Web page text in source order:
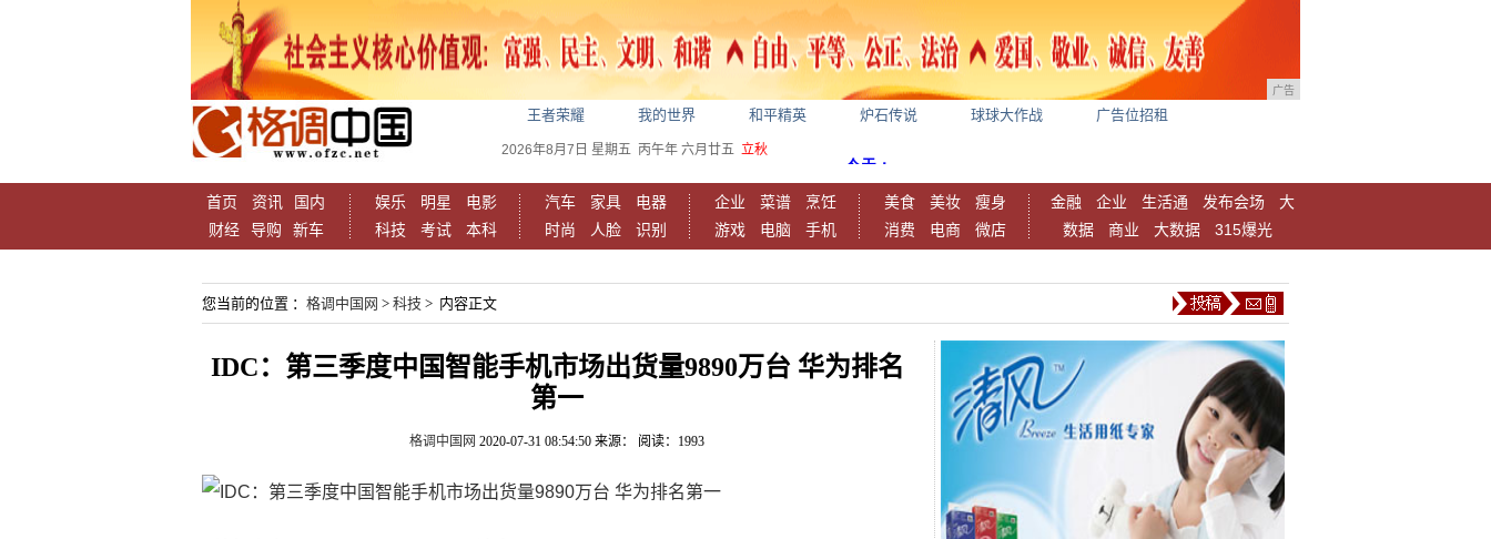
广告
王者荣耀 我的世界 和平精英 炉石传说 球球大作战 广告位招租
2026年8月7日 星期五 丙午年 六月廿五 立秋
首页 资讯
国内
财经
导购 新车
娱乐 明星
电影
科技
考试 本科
汽车 家具
电器
时尚
人脸 识别
企业 菜谱
烹饪
游戏
电脑 手机
美食 美妆
瘦身
消费
电商 微店
金融 企业 生活通 发布会场
大
数据
商业 大数据 315爆光
您当前的位置 ： 格调中国网 > 科技 > 内容正文
IDC：第三季度中国智能手机市场出货量9890万台 华为排名
第一
格调中国网 2020-07-31 08:54:50 来源： 阅读：1993